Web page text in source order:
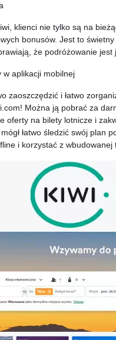
klienci nie tylko są na
bonusów. Jest to
że podróżowanie jest
w aplikacji mobilnej
zaoszczędzić i łatwo
Można ją pobrać za
oferty na bilety lotnicze i
łatwo śledzić swój plan
i korzystać z